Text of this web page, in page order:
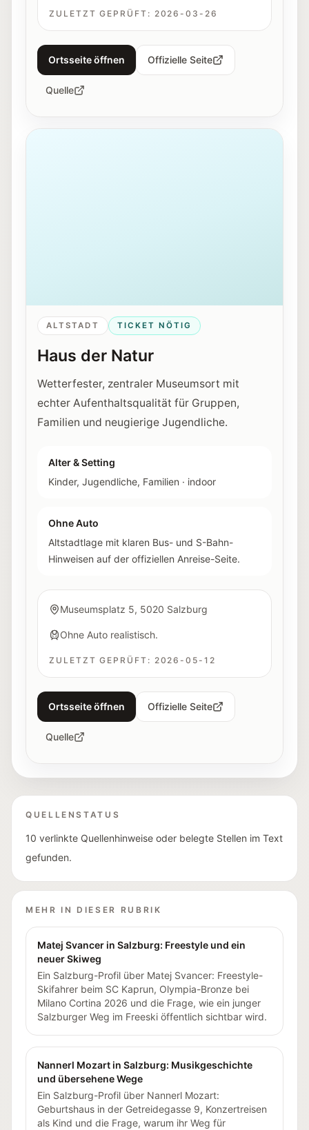
ZULETZT GEPRÜFT: 2026-03-26
Ortsseite öffnen Offizielle Seite
Quelle
Außenansicht des Haus der Natur in Salzburg.
ALTSTADT TICKET NÖTIG
Haus der Natur
Wetterfester, zentraler Museumsort mit
echter Aufenthaltsqualität für Gruppen,
Familien und neugierige Jugendliche.
Alter & Setting
Kinder, Jugendliche, Familien · indoor
Ohne Auto
Altstadtlage mit klaren Bus- und S-Bahn-
Hinweisen auf der offiziellen Anreise-Seite.
Museumsplatz 5, 5020 Salzburg
Ohne Auto realistisch.
ZULETZT GEPRÜFT: 2026-05-12
Ortsseite öffnen Offizielle Seite
Quelle
QUELLENSTATUS
10 verlinkte Quellenhinweise oder belegte Stellen im Text
gefunden.
MEHR IN DIESER RUBRIK
Matej Svancer in Salzburg: Freestyle und ein
neuer Skiweg
Ein Salzburg-Profil über Matej Svancer: Freestyle-
Skifahrer beim SC Kaprun, Olympia-Bronze bei
Milano Cortina 2026 und die Frage, wie ein junger
Salzburger Weg im Freeski öffentlich sichtbar wird.
Nannerl Mozart in Salzburg: Musikgeschichte
und übersehene Wege
Ein Salzburg-Profil über Nannerl Mozart:
Geburtshaus in der Getreidegasse 9, Konzertreisen
als Kind und die Frage, warum ihr Weg für